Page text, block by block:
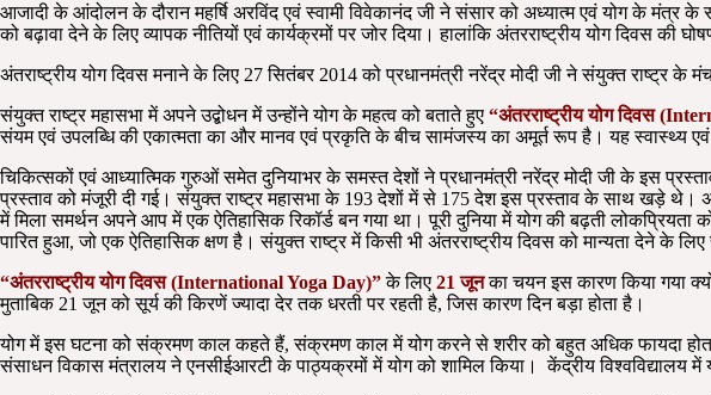
आजादी के आंदोलन के दौरान महर्षि अरविंद एवं स्वामी विवेकानंद जी ने संसार को अध्यात्म एवं योग के
को बढ़ावा देने के लिए व्यापक नीतियों एवं कार्यक्रमों पर जोर दिया। हालांकि अंतरराष्ट्रीय योग दिवस की
अंतराष्ट्रीय योग दिवस मनाने के लिए 27 सितंबर 2014 को प्रधानमंत्री नरेंद्र मोदी जी ने संयुक्त राष्ट्र
संयुक्त राष्ट्र महासभा में अपने उद्बोधन में उन्होंने योग के महत्व को बताते हुए “अंतरराष्ट्रीय योग दिवस
संयम एवं उपलब्धि की एकात्मता का और मानव एवं प्रकृति के बीच सामंजस्य का अमूर्त रूप है। यह स्वास्थ्य
चिकित्सकों एवं आध्यात्मिक गुरुओं समेत दुनियाभर के समस्त देशों ने प्रधानमंत्री नरेंद्र मोदी जी के इस
प्रस्ताव को मंजूरी दी गई। संयुक्त राष्ट्र महासभा के 193 देशों में से 175 देश इस प्रस्ताव के साथ खड़े थे।
में मिला समर्थन अपने आप में एक ऐतिहासिक रिकॉर्ड बन गया था। पूरी दुनिया में योग की बढ़ती लोकप्रियता
पारित हुआ, जो एक ऐतिहासिक क्षण है। संयुक्त राष्ट्र में किसी भी अंतरराष्ट्रीय दिवस को मान्यता देने के
“अंतरराष्ट्रीय योग दिवस (International Yoga Day)”के लिए 21 जूनका चयन इस कारण किया गया
मुताबिक 21 जून को सूर्य की किरणें ज्यादा देर तक धरती पर रहती है, जिस कारण दिन बड़ा होता है।
योग में इस घटना को संक्रमण काल कहते हैं, संक्रमण काल में योग करने से शरीर को बहुत अधिक फायदा
संसाधन विकास मंत्रालय ने एनसीईआरटी के पाठ्यक्रमों में योग को शामिल किया। केंद्रीय विश्वविद्यालय में